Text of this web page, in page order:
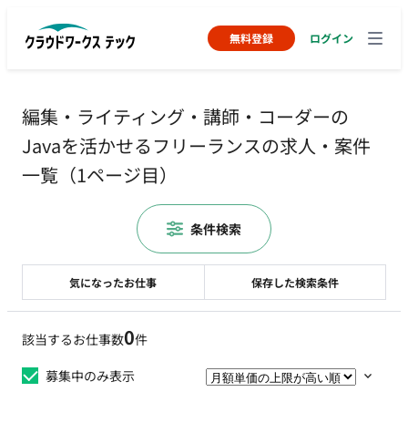
無料登録 ログイン
編集・ライティング・講師・コーダーの
Javaを活かせるフリーランスの求人・案件
一覧（1ページ目）
該当するお仕事数0件
募集中のみ表示
気になったお仕事 保存した検索条件
条件検索